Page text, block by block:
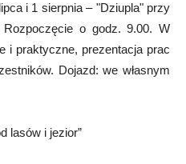
i 1 sierpnia – "Dziupla" przy
o godz. 9.00. W
i praktyczne, prezentacja prac
Dojazd: we własnym
lasów i jezior”